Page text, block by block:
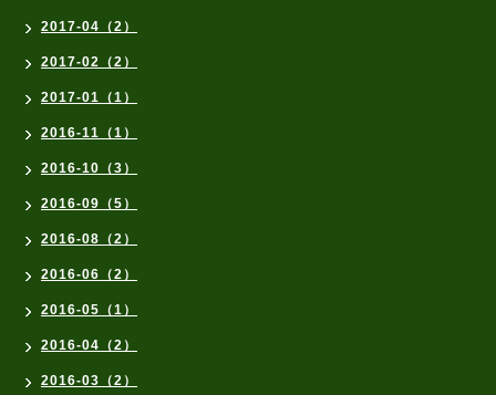
2017-04（2）
2017-02（2）
2017-01（1）
2016-11（1）
2016-10（3）
2016-09（5）
2016-08（2）
2016-06（2）
2016-05（1）
2016-04（2）
2016-03（2）